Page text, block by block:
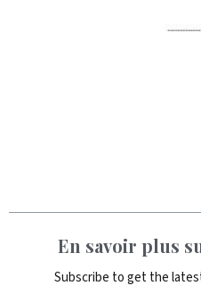
En savoir plus
Subscribe to get the